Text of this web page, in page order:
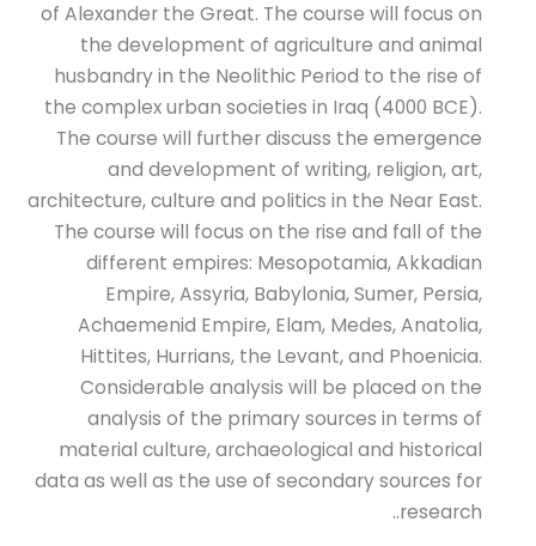
of Alexander the Great. The course will focus on
the development of agriculture and animal
husbandry in the Neolithic Period to the rise of
the complex urban societies in Iraq (4000 BCE).
The course will further discuss the emergence
and development of writing, religion, art,
architecture, culture and politics in the Near East.
The course will focus on the rise and fall of the
different empires: Mesopotamia, Akkadian
Empire, Assyria, Babylonia, Sumer, Persia,
Achaemenid Empire, Elam, Medes, Anatolia,
Hittites, Hurrians, the Levant, and Phoenicia.
Considerable analysis will be placed on the
analysis of the primary sources in terms of
material culture, archaeological and historical
data as well as the use of secondary sources for
research..